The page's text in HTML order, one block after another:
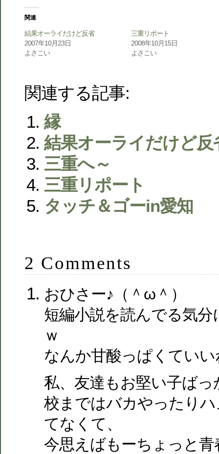
関連
結果オーライだけど反省
2007年10月23日
よさこい
三重リポート
2008年10月15日
よさこい
関連する記事:
縁
結果オーライだけど反
三重へ～
三重リポート
タッチ＆ゴーin愛知
2 Comments
おひさー♪（＾ω＾）
短編小説を読んでる気
ｗ
なんか甘酸っぱくていい
私、友達もお堅い子ば
校まではバカやったり
てなくて、
今思えばもーちょっと